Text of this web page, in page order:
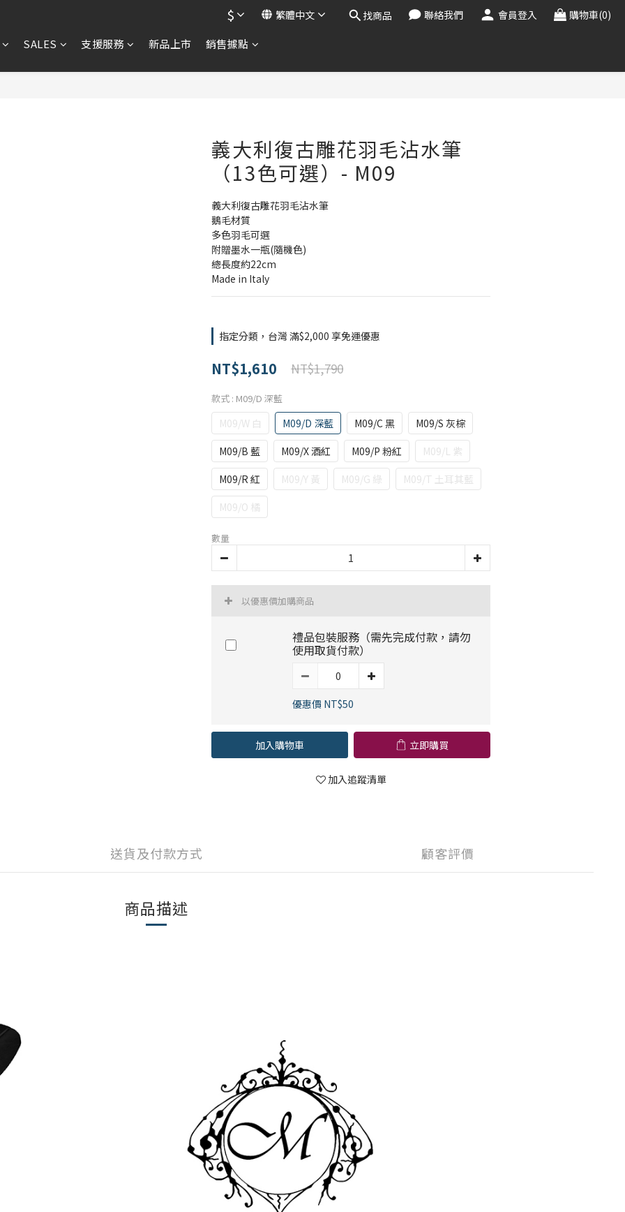
$ 繁體中文 找商品 聯絡我們 會員登入 購物車(0)
SALES 支援服務 新品上市 銷售據點
義大利復古雕花羽毛沾水筆
（13色可選）- M09
義大利復古雕花羽毛沾水筆
鵝毛材質
多色羽毛可選
附贈墨水一瓶(隨機色)
總長度約22cm
Made in Italy
指定分類，台灣 滿$2,000 享免運優惠
NT$1,610 NT$1,790
款式 : M09/D 深藍
M09/W 白 M09/D 深藍 M09/C 黑
M09/S 灰棕
M09/B 藍
M09/X 酒紅 M09/P 粉紅
M09/L 紫
M09/R 紅
M09/Y 黃 M09/G 綠
M09/T 土耳其藍
M09/O 橘
數量
以優惠價加購商品
禮品包裝服務（需先完成付款，請勿
使用取貨付款）
優惠價 NT$50
加入購物車 立即購買
加入追蹤清單
送貨及付款方式 顧客評價
商品描述